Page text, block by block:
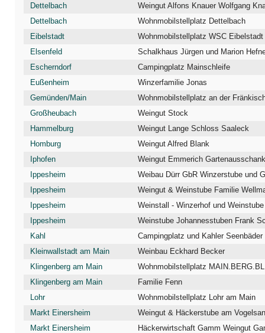
Dettelbach
Weingut Alfons Knauer Wolfgang
Dettelbach
Wohnmobilstellplatz Dettelbach
Eibelstadt
Wohnmobilstellplatz WSC
Elsenfeld
Schalkhaus Jürgen und Marion
Escherndorf
Campingplatz Mainschleife
Eußenheim
Winzerfamilie Jonas
Gemünden/Main
Wohnmobilstellplatz an der
Großheubach
Weingut Stock
Hammelburg
Weingut Lange Schloss Saaleck
Homburg
Weingut Alfred Blank
Iphofen
Weingut Emmerich Gartenausschank
Ippesheim
Weibau Dürr GbR Winzerstube und
Ippesheim
Weingut & Weinstube Familie
Ippesheim
Weinstall - Winzerhof und
Ippesheim
Kahl
Campingplatz und Kahler Seenbäder
Kleinwallstadt am Main
Weinbau Eckhard Becker
Klingenberg am Main
Wohnmobilstellplatz
Klingenberg am Main
Familie Fenn
Lohr
Wohnmobilstellplatz Lohr am Main
Markt Einersheim
Weingut & Häckerstube am
Markt Einersheim
Häckerwirtschaft Gamm Weingut